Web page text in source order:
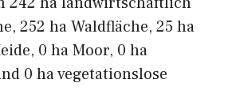
252 ha Waldfläche, 25 ha
0 ha Moor, 0 ha
0 ha vegetationslose